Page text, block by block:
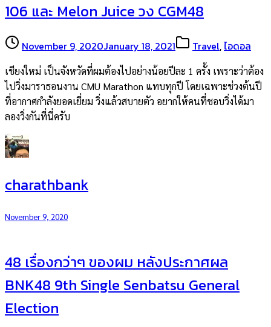
106 และ Melon Juice วง CGM48
November 9, 2020January 18, 2021 Travel,ไอดอล
เชียงใหม่ เป็นจังหวัดที่ผมต้องไปอย่างน้อยปีละ 1 ครั้ง เพราะว่าต้อง
ไปวิ่งมาราธอนงาน CMU Marathon แทบทุกปี โดยเฉพาะช่วงต้นปี
ที่อากาศกำลังยอดเยี่ยม วิ่งแล้วสบายตัว อยากให้คนที่ชอบวิ่งได้มา
ลองวิ่งกันที่นี่ครับ
charathbank
November 9, 2020
48 เรื่องกว่าๆ ของผม หลังประกาศผล
BNK48 9th Single Senbatsu General
Election